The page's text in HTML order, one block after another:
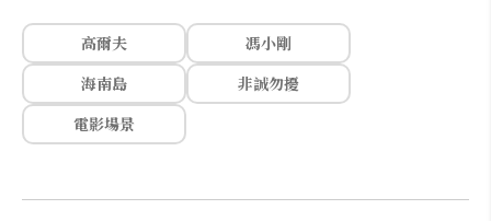
高爾夫
馮小剛
海南島
非誠勿擾
電影場景